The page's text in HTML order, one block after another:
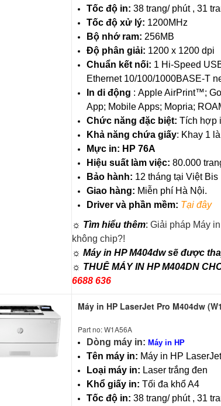
Tốc độ in: 38 trang/ phút , 31
Tốc độ xử lý: 1200MHz
Bộ nhớ ram: 256MB
Độ phân giải: 1200 x 1200 dpi
Chuẩn kết nối: 1 Hi-Speed
Ethernet 10/100/1000BASE-T
In di động : Apple AirPrint™;
App; Mobile Apps; Mopria;
Chức năng đặc biệt:Tích hợp
Khả năng chứa giấy: Khay 1
Mực in: HP 76A
Hiệu suất làm việc:80.000
Bảo hành: 12 tháng tại Việt Bis
Giao hàng: Miễn phí Hà Nội.
Driver và phần mềm: Tại đây
☼ Tìm hiểu thêm:Giải pháp Máy
không chip?!
☼ Máy in HP M404dw sẽ được
☼ THUÊ MÁY IN HP M404DN
6688 636
Máy in HP LaserJet Pro M404dw
Part no: W1A56A
Dòng máy in:Máy in HP
Tên máy in: Máy in HP
Loại máy in: Laser trắng đen
Khổ giấy in:Tối đa khổ A4
Tốc độ in: 38 trang/ phút , 31